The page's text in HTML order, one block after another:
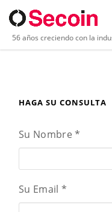
56 años creciendo con la
HAGA SU CONSULTA
Su Nombre*
Su Email *